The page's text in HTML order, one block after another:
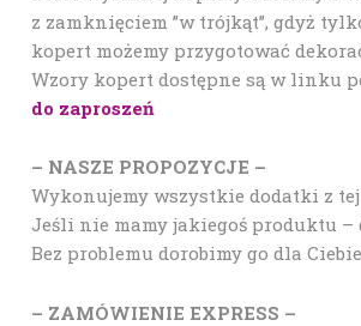
z zamknięciem ”w trójkąt”, gdyż
kopert możemy przygotować
Wzory kopert dostępne są w linku
do zaproszeń
– NASZE PROPOZYCJE –
Wykonujemy wszystkie dodatki z
Jeśli nie mamy jakiegoś produktu –
Bez problemu dorobimy go dla
– ZAMÓWIENIE EXPRESS –